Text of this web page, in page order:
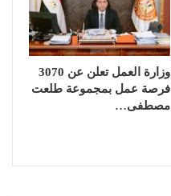
وزارة العمل تعلن عن 3070
فرصة عمل بمجموعة طلعت
مصطفى…